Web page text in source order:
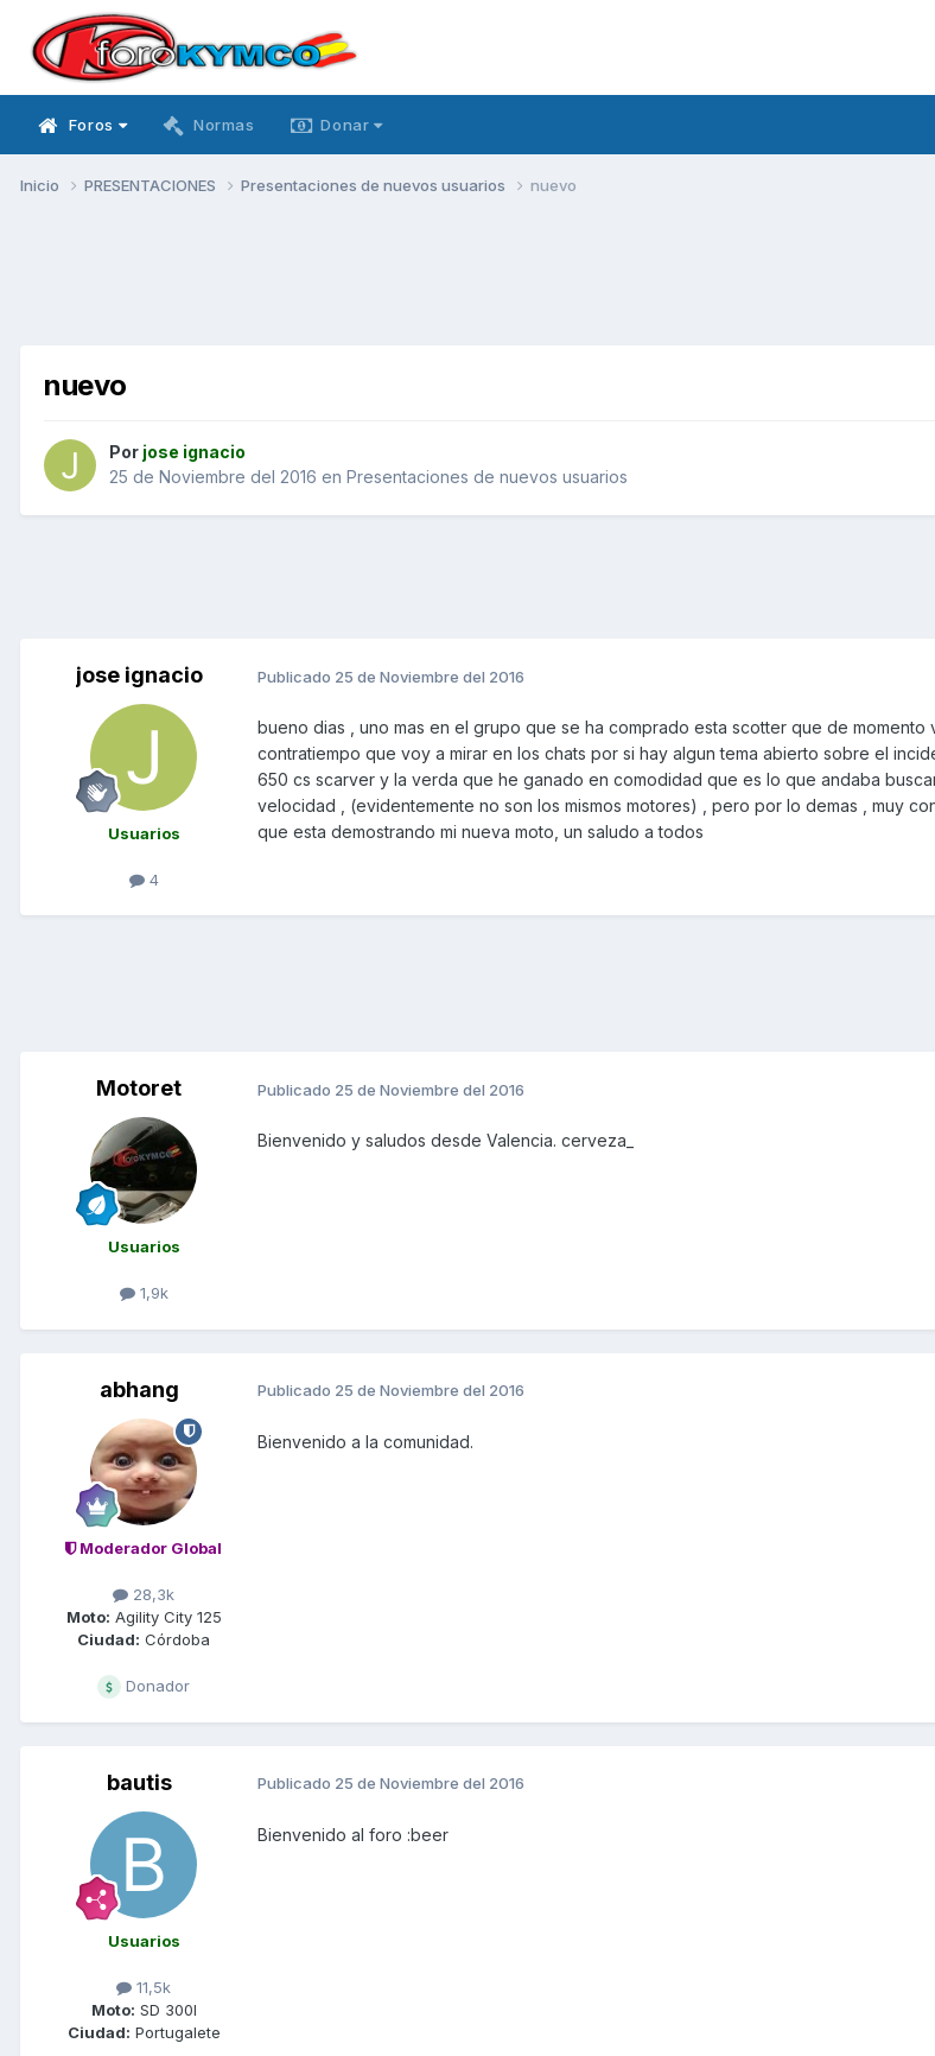
Foros Normas Donar
Inicio PRESENTACIONES Presentaciones de nuevos usuarios nuevo
nuevo
Por jose ignacio
25 de Noviembre del 2016 en Presentaciones de nuevos usuarios
jose ignacio
Usuarios
4
Publicado 25 de Noviembre del 2016
bueno dias , uno mas en el grupo que se ha comprado esta scotter que de momento
contratiempo que voy a mirar en los chats por si hay algun tema abierto sobre el
650 cs scarver y la verda que he ganado en comodidad que es lo que andaba
velocidad , (evidentemente no son los mismos motores) , pero por lo demas , muy
que esta demostrando mi nueva moto, un saludo a todos
Motoret
Usuarios
1,9k
Publicado 25 de Noviembre del 2016
Bienvenido y saludos desde Valencia. cerveza_
abhang
Moderador Global
28,3k
Moto: Agility City 125
Ciudad: Córdoba
Donador
Publicado 25 de Noviembre del 2016
Bienvenido a la comunidad.
bautis
Usuarios
11,5k
Moto: SD 300I
Ciudad: Portugalete
Publicado 25 de Noviembre del 2016
Bienvenido al foro :beer